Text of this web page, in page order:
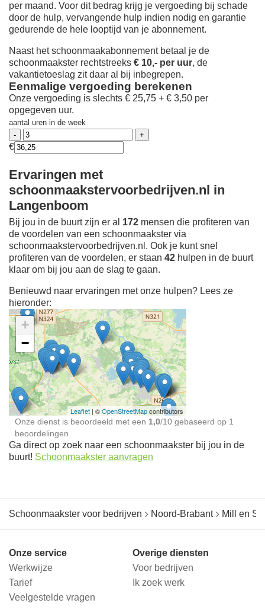
per maand. Voor dit bedrag krijg je vergoeding bij schade
door de hulp, vervangende hulp indien nodig en garantie
gedurende de hele looptijd van je abonnement.
Naast het schoonmaakabonnement betaal je de
schoonmaakster rechtstreeks € 10,- per uur, de
vakantietoeslag zit daar al bij inbegrepen.
Eenmalige vergoeding berekenen
Onze vergoeding is slechts € 25,75 + € 3,50 per
opgegeven uur.
aantal uren in de week
€
Ervaringen met
schoonmaakstervoorbedrijven.nl in
Langenboom
Bij jou in de buurt zijn er al 172 mensen die profiteren van
de voordelen van een schoonmaakster via
schoonmaakstervoorbedrijven.nl. Ook je kunt snel
profiteren van de voordelen, er staan 42 hulpen in de buurt
klaar om bij jou aan de slag te gaan.
Benieuwd naar ervaringen met onze hulpen? Lees ze
hieronder:
Ontdek meer ervaringen
Schoonmaakster bij
jou in de buurt
+
−
Leaflet | ©OpenStreetMapcontributors
Onze dienst is beoordeeld met een 1,0/10 gebaseerd op 1
beoordelingen
Ga direct op zoek naar een schoonmaakster bij jou in de
buurt! Schoonmaakster aanvragen
Schoonmaakster voor bedrijven Noord-Brabant Mill en
Onze service
Werkwijze
Tarief
Veelgestelde vragen
Overige diensten
Voor bedrijven
Ik zoek werk